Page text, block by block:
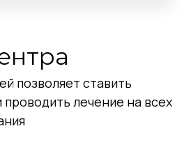
позволяет ставить
проводить лечение на всех